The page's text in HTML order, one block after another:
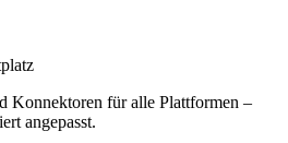
Konnektoren für alle Plattformen –
angepasst.